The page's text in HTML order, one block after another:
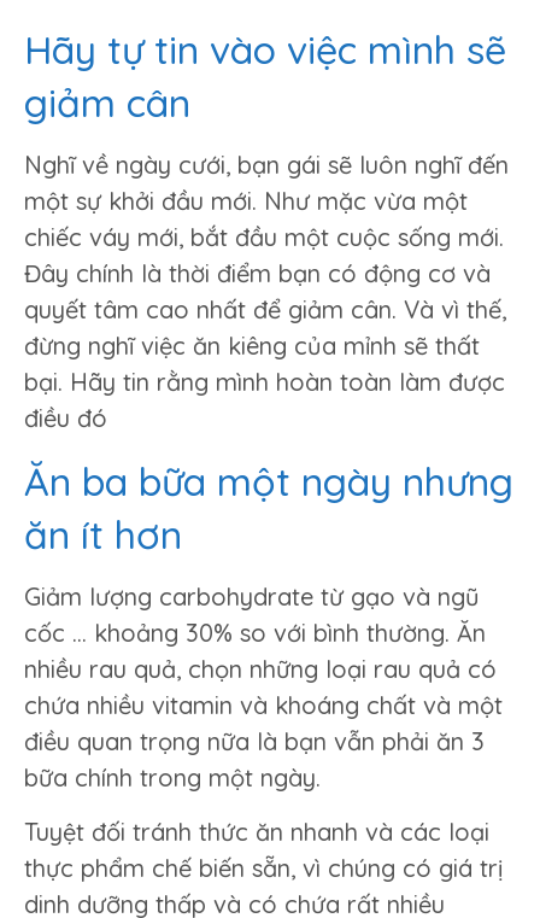
Hãy tự tin vào việc mình sẽ
giảm cân
Nghĩ về ngày cưới, bạn gái sẽ luôn nghĩ đến
một sự khởi đầu mới. Như mặc vừa một
chiếc váy mới, bắt đầu một cuộc sống mới.
Đây chính là thời điểm bạn có động cơ và
quyết tâm cao nhất để giảm cân. Và vì thế,
đừng nghĩ việc ăn kiêng của mỉnh sẽ thất
bại. Hãy tin rằng mình hoàn toàn làm được
điều đó
Ăn ba bữa một ngày nhưng
ăn ít hơn
Giảm lượng carbohydrate từ gạo và ngũ
cốc … khoảng 30% so với bình thường. Ăn
nhiều rau quả, chọn những loại rau quả có
chứa nhiều vitamin và khoáng chất và một
điều quan trọng nữa là bạn vẫn phải ăn 3
bữa chính trong một ngày.
Tuyệt đối tránh thức ăn nhanh và các loại
thực phẩm chế biến sẵn, vì chúng có giá trị
dinh dưỡng thấp và có chứa rất nhiều